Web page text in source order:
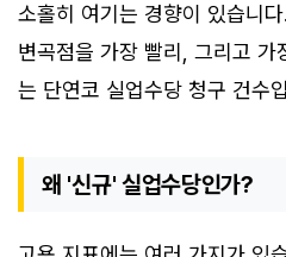
소홀히 여기는 경향이 있습니
변곡점을 가장 빨리, 그리고
는 단연코 실업수당 청구 건수
왜 '신규' 실업수당인가?